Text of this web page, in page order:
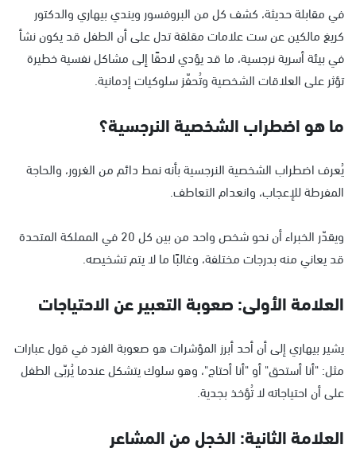
في مقابلة حديثة، كشف كل من البروفسور ويندي بيهاري والدكتور
كريغ مالكين عن ست علامات مقلقة تدل على أن الطفل قد يكون نشأ
في بيئة أسرية نرجسية، ما قد يؤدي لاحقًا إلى مشاكل نفسية خطيرة
تؤثر على العلاقات الشخصية وتُحفّز سلوكيات إدمانية.
ما هو اضطراب الشخصية النرجسية؟
يُعرف اضطراب الشخصية النرجسية بأنه نمط دائم من الغرور، والحاجة
المفرطة للإعجاب، وانعدام التعاطف.
ويقدّر الخبراء أن نحو شخص واحد من بين كل 20 في المملكة المتحدة
قد يعاني منه بدرجات مختلفة، وغالبًا ما لا يتم تشخيصه.
العلامة الأولى: صعوبة التعبير عن الاحتياجات
يشير بيهاري إلى أن أحد أبرز المؤشرات هو صعوبة الفرد في قول عبارات
مثل: "أنا أستحق" أو "أنا أحتاج"، وهو سلوك يتشكل عندما يُربّى الطفل
على أن احتياجاته لا تُؤخذ بجدية.
العلامة الثانية: الخجل من المشاعر